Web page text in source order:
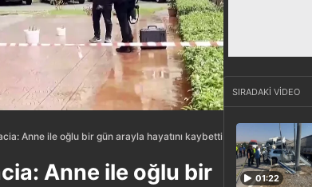
Anne ile oğlu bir gün arayla hayatını kaybetti
Anne ile oğlu bir
SIRADAKİ VİDEO
01:22